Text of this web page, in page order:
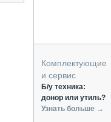
Комплектующие
и сервис
Б/у техника:
донор или утиль?
Узнать больше →